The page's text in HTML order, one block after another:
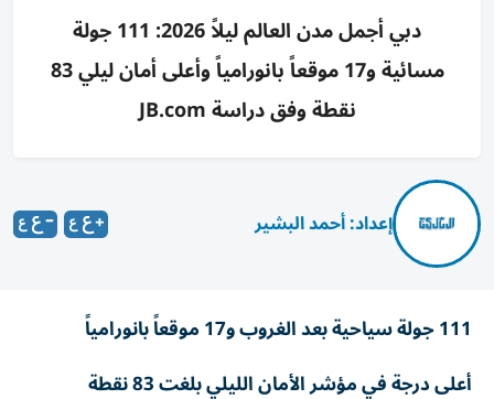
دبي أجمل مدن العالم ليلاً 2026: 111 جولة
مسائية و17 موقعاً بانورامياً وأعلى أمان ليلي 83
نقطة وفق دراسة JB.com
إعداد: أحمد البشير
111 جولة سياحية بعد الغروب و17 موقعاً بانورامياً
أعلى درجة في مؤشر الأمان الليلي بلغت 83 نقطة